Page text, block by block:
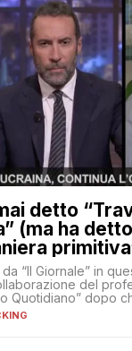
detto
(ma ha
“Il Giornale” in
del
Quotidiano” dopo